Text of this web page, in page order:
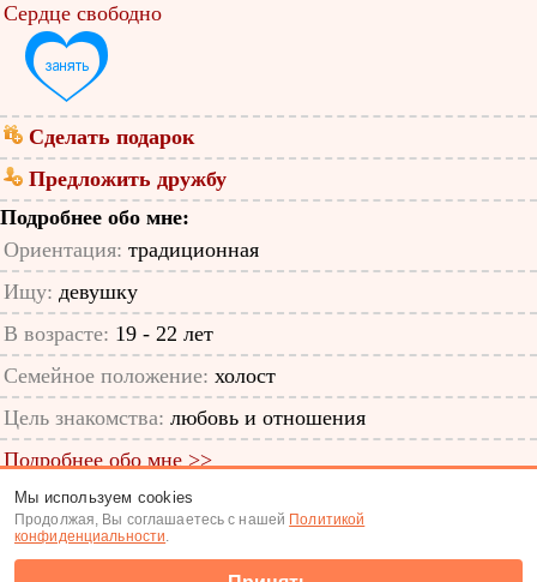
Сердце свободно
Сделать подарок
Предложить дружбу
Подробнее обо мне:
Ориентация: традиционная
Ищу: девушку
В возрасте: 19 - 22 лет
Семейное положение: холост
Цель знакомства: любовь и отношения
Подробнее обо мне >>
ID анкеты: 56109716
Знакомства|Поиск анкет
Мы используем cookies
Продолжая, Вы соглашаетесь с нашей Политикой
конфиденциальности.